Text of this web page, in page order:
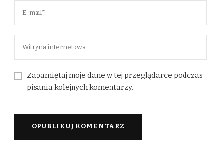
Zapamiętaj moje dane w tej przeglądarce podczas
pisania kolejnych komentarzy.